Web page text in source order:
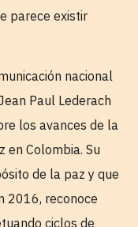
parece existir
nacional
Paul Lederach
los avances de la
en Colombia. Su
de la paz y que
2016, reconoce
ciclos de